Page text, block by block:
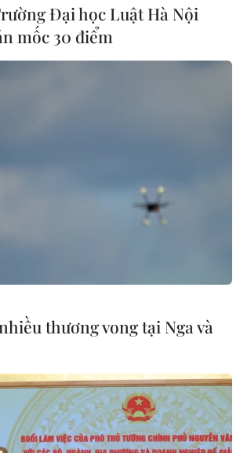
Đại học Luật Hà Nội
mốc 30 điểm
thương vong tại Nga và